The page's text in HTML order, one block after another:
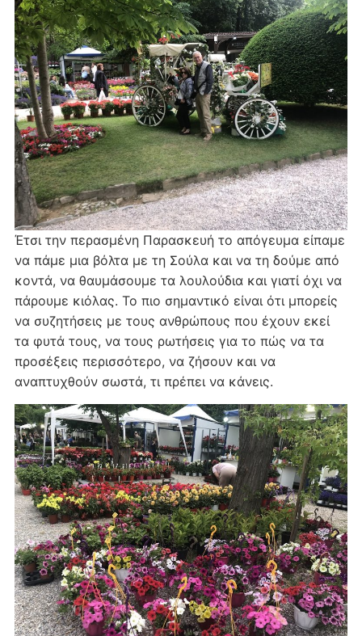
Έτσι την περασμένη Παρασκευή το απόγευμα είπαμε
να πάμε μια βόλτα με τη Σούλα και να τη δούμε από
κοντά, να θαυμάσουμε τα λουλούδια και γιατί όχι να
πάρουμε κιόλας. Το πιο σημαντικό είναι ότι μπορείς
να συζητήσεις με τους ανθρώπους που έχουν εκεί
τα φυτά τους, να τους ρωτήσεις για το πώς να τα
προσέξεις περισσότερο, να ζήσουν και να
αναπτυχθούν σωστά, τι πρέπει να κάνεις.